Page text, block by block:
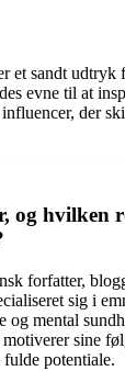
et sandt udtryk
evne til at
der
og hvilken
forfatter,
sig i
mental
sine
fulde potentiale.